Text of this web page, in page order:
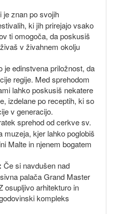
je znan po svojih
ki jih prirejajo vsako
ti omogoča, da poskusiš
v živahnem okolju
je edinstvena priložnost, da
regije. Med sprehodom
lahko poskusiš nekatere
izdelane po receptih, ki so
v generacijo.
sprehod od cerkve sv.
muzeja, kjer lahko poglobiš
Malte in njenem bogatem
Če si navdušen nad
palača Grand Master
osupljivo arhitekturo in
kompleks